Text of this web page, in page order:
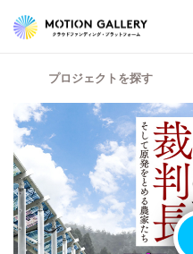
プロジェクトを探す